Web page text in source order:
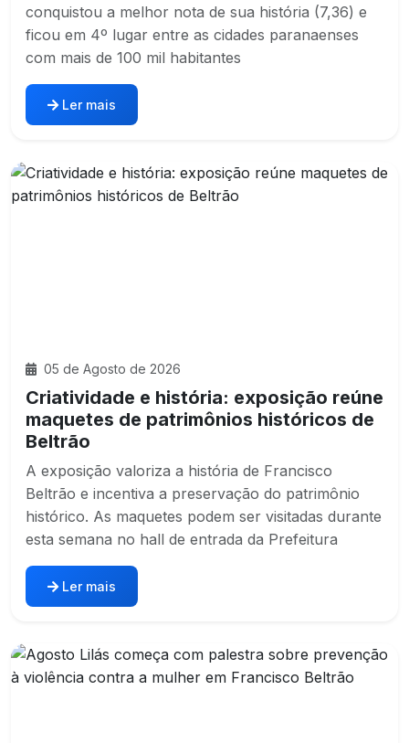
conquistou a melhor nota de sua história (7,36) e
ficou em 4º lugar entre as cidades paranaenses
com mais de 100 mil habitantes
Ler mais
05 de Agosto de 2026
Criatividade e história: exposição reúne
maquetes de patrimônios históricos de
Beltrão
A exposição valoriza a história de Francisco
Beltrão e incentiva a preservação do patrimônio
histórico. As maquetes podem ser visitadas durante
esta semana no hall de entrada da Prefeitura
Ler mais